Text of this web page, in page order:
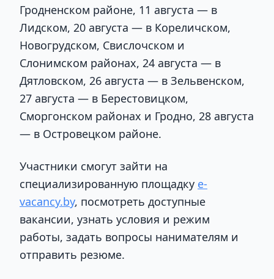
Гродненском районе, 11 августа — в
Лидском, 20 августа — в Кореличском,
Новогрудском, Свислочском и
Слонимском районах, 24 августа — в
Дятловском, 26 августа — в Зельвенском,
27 августа — в Берестовицком,
Сморгонском районах и Гродно, 28 августа
— в Островецком районе.
Участники смогут зайти на
специализированную площадку e-
vacancy.by, посмотреть доступные
вакансии, узнать условия и режим
работы, задать вопросы нанимателям и
отправить резюме.